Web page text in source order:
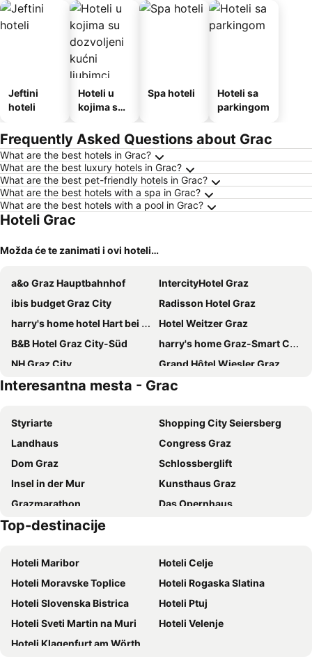
Jeftini
hoteli
Hoteli u
kojima su
kućni
ljubimci
Spa hoteli
Hoteli sa
parkingom
Frequently Asked Questions about Grac
What are the best hotels in Grac?
What are the best luxury hotels in Grac?
What are the best pet-friendly hotels in Grac?
What are the best hotels with a spa in Grac?
What are the best hotels with a pool in Grac?
Hoteli Grac
Možda će te zanimati i ovi hoteli…
a&o Graz Hauptbahnhof
IntercityHotel Graz
ibis budget Graz City
Radisson Hotel Graz
harry's home hotel Hart bei Graz
Hotel Weitzer Graz
B&B Hotel Graz City-Süd
harry's home Graz-Smart City hotel & apartments
NH Graz City
Grand Hôtel Wiesler Graz
Hotel Feichtinger Graz
Palais-Hotel Erzherzog Johann
NOVAPARK Flugzeughotel Graz
Hotel Mariahilf
B&B Hotel Graz-Hbf
Hotel Restaurant - Häuserl im Wald Graz
Arbio I Urbanstay Apartments
Hotel Wasserpalast
Pension Kohlweg
I AM HOTEL Graz-Seiersberg
Hotel Daniel Graz
PLAZA INN Graz City
Boutique Hotel Dom
Lendhotel
Hotel Strasser
sHome Hotel Graz
Star Inn Hotel Graz
Gasthof Lend-Platzl
Hotel Kern Buam
Hotel Villa Rückert
Hotel greenrooms
Hotel Römerstube
Interesantna mesta - Grac
Styriarte
Shopping City Seiersberg
Landhaus
Congress Graz
Dom Graz
Schlossberglift
Insel in der Mur
Kunsthaus Graz
Grazmarathon
Das Opernhaus
Österreichischer Skulpturenpark
Zotter Schokoladenmanufaktur
Tierwelt Herberstein
Top-destinacije
Hoteli Maribor
Hoteli Celje
Hoteli Moravske Toplice
Hoteli Rogaska Slatina
Hoteli Slovenska Bistrica
Hoteli Ptuj
Hoteli Sveti Martin na Muri
Hoteli Velenje
Hoteli Klagenfurt am Wörthersee